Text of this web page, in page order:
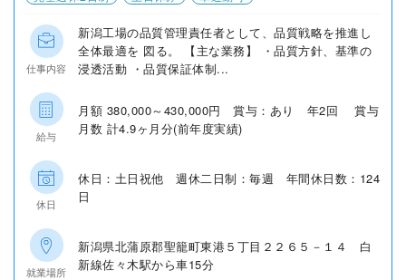
仕事内容
新潟工場の品質管理責任者として、品質戦略を推進し
全体最適を 図る。 【主な業務】 ・品質方針、基準の
浸透活動 ・品質保証体制...
給与
月額 380,000～430,000円 賞与：あり 年2回 賞与
月数 計4.9ヶ月分(前年度実績)
休日
休日：土日祝他 週休二日制：毎週 年間休日数：124
日
就業場所
新潟県北蒲原郡聖籠町東港５丁目２２６５－１４ 白
新線佐々木駅から車15分